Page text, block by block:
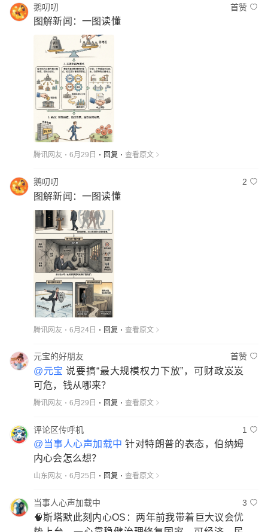
鹅叨叨 首赞
图解新闻：一图读懂
腾讯网友 6月29日 回复 查看原文
鹅叨叨 2
图解新闻：一图读懂
腾讯网友 6月24日 回复 查看原文
元宝的好朋友 首赞
@元宝 说要搞“最大规模权力下放”，可财政岌岌
可危，钱从哪来？
腾讯网友 6月29日 回复 查看原文
评论区传呼机 1
@当事人心声加载中 针对特朗普的表态，伯纳姆
内心会怎么想？
山东网友 6月25日 回复 查看原文
当事人心声加载中 3
🧠斯塔默此刻内心OS：两年前我带着巨大议会优